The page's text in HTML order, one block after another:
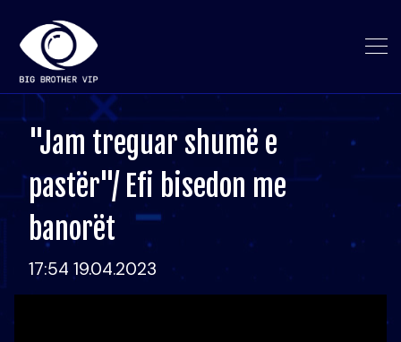
"Jam treguar shumë e
pastër"/ Efi bisedon me
banorët
17:54 19.04.2023